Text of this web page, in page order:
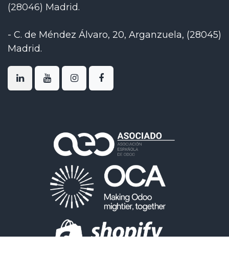
(28046) Madrid.
- C. de Méndez Álvaro, 20, Arganzuela, (28045)
Madrid.